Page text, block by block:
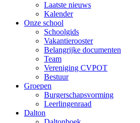
Laatste nieuws
Kalender
Onze school
Schoolgids
Vakantierooster
Belangrijke documenten
Team
Vereniging CVPOT
Bestuur
Groepen
Burgerschapsvorming
Leerlingenraad
Dalton